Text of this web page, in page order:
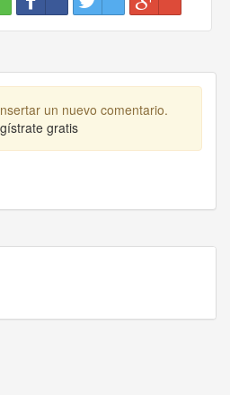
un nuevo comentario.
gratis